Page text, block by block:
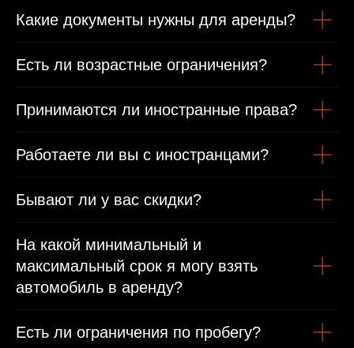
Возраст от 21 года
Гражданам РФ
Гражданский паспорт
Водительское удостоверение
Иностранным гражданам
Паспорт
Международные права/виза или въездная виза
Какие документы нужны для аренды?
Есть ли возрастные ограничения?
Принимаются ли иностранные права?
Работаете ли вы с иностранцами?
Бывают ли у вас скидки?
На какой минимальный и
максимальный срок я могу взять
автомобиль в аренду?
Есть ли ограничения по пробегу?